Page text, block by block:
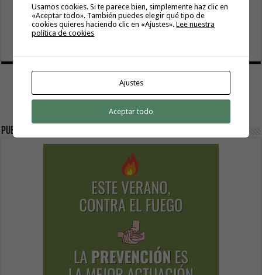
La Oficina de Proyectos Estratégicos del Gobierno de
Canarias y el Cabildo de La Gomera exploran vías para
impulsar nuevas iniciativas estratégicas en la isla
5 agosto, 2026
Publicidad
Usamos cookies. Si te parece bien, simplemente haz clic en
«Aceptar todo». También puedes elegir qué tipo de
cookies quieres haciendo clic en «Ajustes».Lee nuestra
política de cookies
Ajustes
Aceptar todo